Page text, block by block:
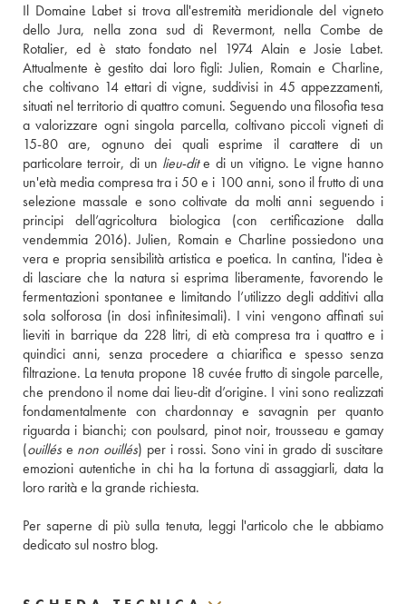
Il Domaine Labet si trova all'estremità meridionale del vigneto
dello Jura, nella zona sud di Revermont, nella Combe de
Rotalier, ed è stato fondato nel 1974 Alain e Josie Labet.
Attualmente è gestito dai loro figli: Julien, Romain e Charline,
che coltivano 14 ettari di vigne, suddivisi in 45 appezzamenti,
situati nel territorio di quattro comuni. Seguendo una filosofia tesa
a valorizzare ogni singola parcella, coltivano piccoli vigneti di
15-80 are, ognuno dei quali esprime il carattere di un
particolare terroir, di un lieu-dit e di un vitigno. Le vigne hanno
un'età media compresa tra i 50 e i 100 anni, sono il frutto di una
selezione massale e sono coltivate da molti anni seguendo i
principi dell’agricoltura biologica (con certificazione dalla
vendemmia 2016). Julien, Romain e Charline possiedono una
vera e propria sensibilità artistica e poetica. In cantina, l'idea è
di lasciare che la natura si esprima liberamente, favorendo le
fermentazioni spontanee e limitando l’utilizzo degli additivi alla
sola solforosa (in dosi infinitesimali). I vini vengono affinati sui
lieviti in barrique da 228 litri, di età compresa tra i quattro e i
quindici anni, senza procedere a chiarifica e spesso senza
filtrazione. La tenuta propone 18 cuvée frutto di singole parcelle,
che prendono il nome dai lieu-dit d’origine. I vini sono realizzati
fondamentalmente con chardonnay e savagnin per quanto
riguarda i bianchi; con poulsard, pinot noir, trousseau e gamay
(ouillés e non ouillés) per i rossi. Sono vini in grado di suscitare
emozioni autentiche in chi ha la fortuna di assaggiarli, data la
loro rarità e la grande richiesta.
Per saperne di più sulla tenuta, leggi l'articolo che le abbiamo
dedicato sul nostro blog.